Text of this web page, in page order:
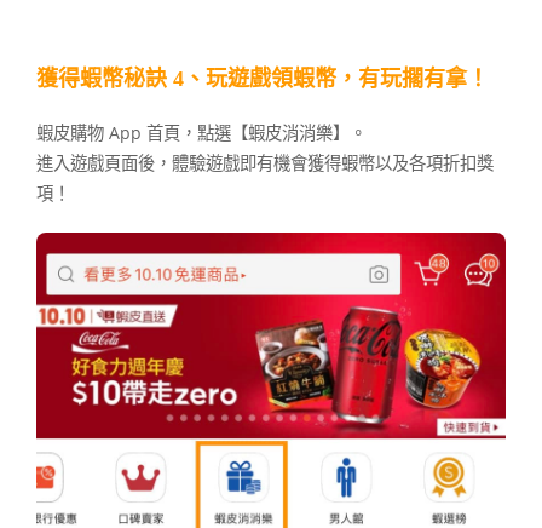
獲得蝦幣秘訣 4、玩遊戲領蝦幣，有玩擱有拿！
蝦皮購物 App 首頁，點選【蝦皮消消樂】。
進入遊戲頁面後，體驗遊戲即有機會獲得蝦幣以及各項折扣獎
項！